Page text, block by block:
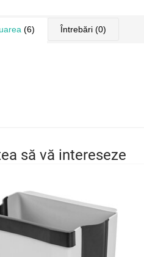
(6) Întrebări (0)
să vă intereseze